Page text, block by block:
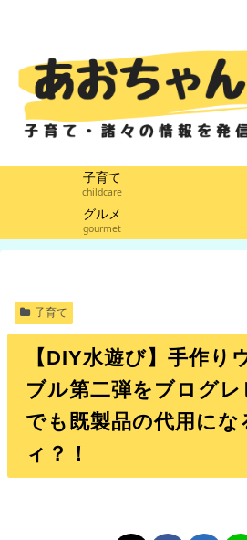
子育て
childcare
グルメ
gourmet
子育て
【DIY水遊び】手作り
ブル第二弾をブログ
でも既製品の代用にな
ィ？！